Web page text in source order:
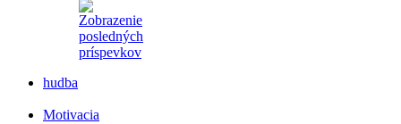
hudba
Motivacia